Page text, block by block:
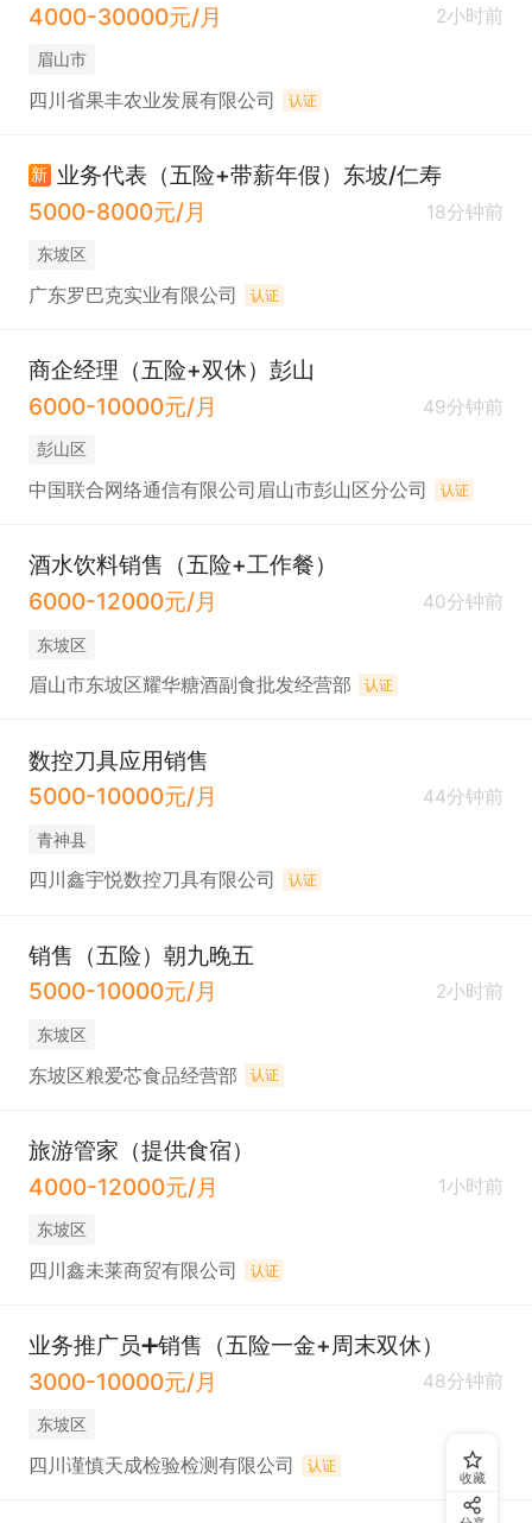
4000-30000元/月
2小时前
眉山市
四川省果丰农业发展有限公司 认证
新 业务代表（五险+带薪年假）东坡/仁寿
5000-8000元/月
18分钟前
东坡区
广东罗巴克实业有限公司 认证
商企经理（五险+双休）彭山
6000-10000元/月
49分钟前
彭山区
中国联合网络通信有限公司眉山市彭山区分公司 认证
酒水饮料销售（五险+工作餐）
6000-12000元/月
40分钟前
东坡区
眉山市东坡区耀华糖酒副食批发经营部 认证
数控刀具应用销售
5000-10000元/月
44分钟前
青神县
四川鑫宇悦数控刀具有限公司 认证
销售（五险）朝九晚五
5000-10000元/月
2小时前
东坡区
东坡区粮爱芯食品经营部 认证
旅游管家（提供食宿）
4000-12000元/月
1小时前
东坡区
四川鑫未莱商贸有限公司 认证
业务推广员➕销售（五险一金+周末双休）
3000-10000元/月
48分钟前
东坡区
四川谨慎天成检验检测有限公司 认证
收藏